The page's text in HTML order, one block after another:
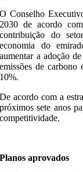
O Conselho
2030 de acordo
contribuição do
economia do
aumentar a adoção
emissões de
10%.
De acordo com a
próximos sete anos
competitividade.
Planos aprovados